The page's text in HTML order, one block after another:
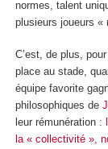
normes, talent
plusieurs joueurs «
C’est, de plus,
place au stade,
équipe favorite
philosophiques de
leur rémunération :
la « collectivité »,